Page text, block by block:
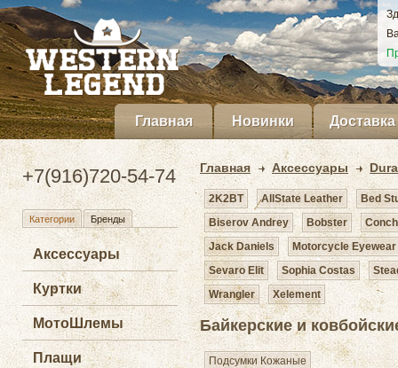
Главная Новинки Доставка
+7(916)720-54-74
Категории Бренды
Аксессуары
Куртки
МотоШлемы
Плащи
Главная Аксессуары
2K2BT AllState Leather
Bed
Biserov Andrey
Bobster
Jack Daniels
Motorcycle Eyewear
Sevaro Elit
Sophia Costas
Wrangler
Xelement
Байкерские и
Подсумки Кожаные